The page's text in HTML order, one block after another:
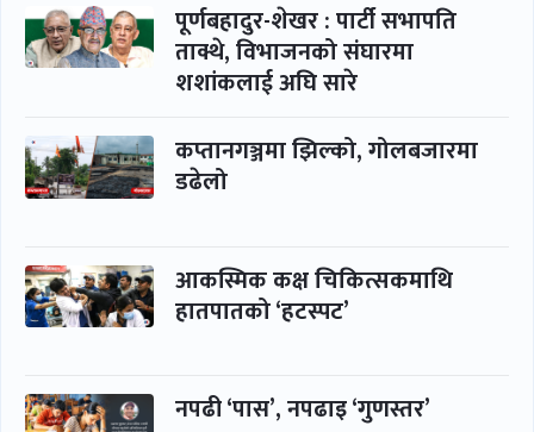
पूर्णबहादुर-शेखर : पार्टी सभापति
ताक्थे, विभाजनको संघारमा
शशांकलाई अघि सारे
कप्तानगञ्जमा झिल्को, गोलबजारमा
डढेलो
आकस्मिक कक्ष चिकित्सकमाथि
हातपातको ‘हटस्पट’
नपढी ‘पास’, नपढाइ ‘गुणस्तर’